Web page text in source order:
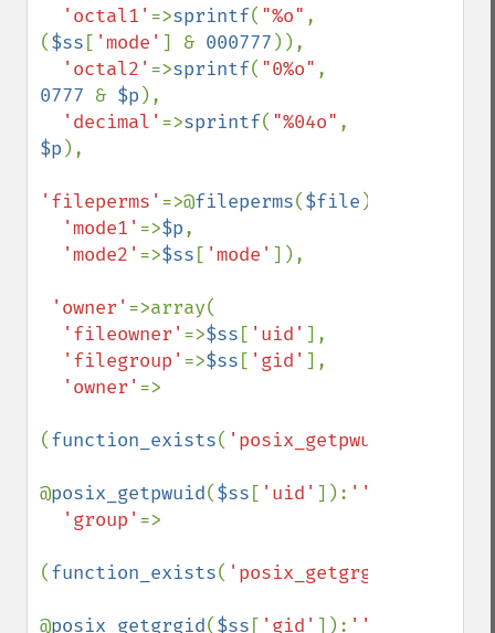
'octal1' =>sprintf( "%o" ,
($ss [ 'mode' ] & 000777 )),
'octal2' =>sprintf( "0%o"
0777 & $p ),
'decimal' =>sprintf( "%04o"
$p ),
'fileperms' =>@fileperms($file ),
'mode1' =>$p,
'mode2' =>$ss [ 'mode' ]),
'owner' =>array(
'fileowner' =>$ss [ 'uid' ],
'filegroup' =>$ss [ 'gid' ],
'owner' =>
(function_exists( 'posix_getpwuid'
@posix_getpwuid($ss [ 'uid' ]): ''
'group' =>
(function_exists( 'posix_getgrgid'
@posix_getgrgid($ss [ 'gid' ]): ''